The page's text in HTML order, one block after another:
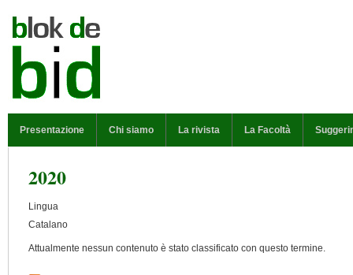
Presentazione Chi siamo La rivista La Facoltà
2020
Lingua
Catalano
Attualmente nessun contenuto è stato classificato con questo termine.